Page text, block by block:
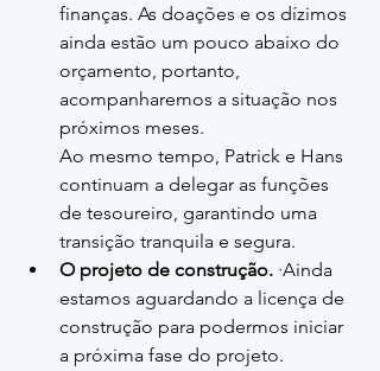
finanças. As doações e os dízimos
ainda estão um pouco abaixo do
orçamento, portanto,
acompanharemos a situação nos
próximos meses.
Ao mesmo tempo, Patrick e Hans
continuam a delegar as funções
de tesoureiro, garantindo uma
transição tranquila e segura.
O projeto de construção. ·Ainda
estamos aguardando a licença de
construção para podermos iniciar
a próxima fase do projeto.